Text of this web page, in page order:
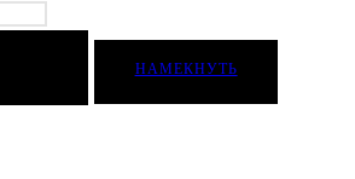
НАМЕКНУТЬ